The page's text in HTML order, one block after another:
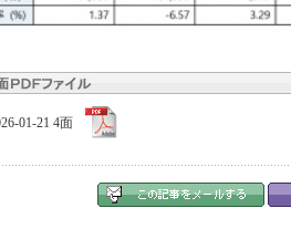
01-21 4面